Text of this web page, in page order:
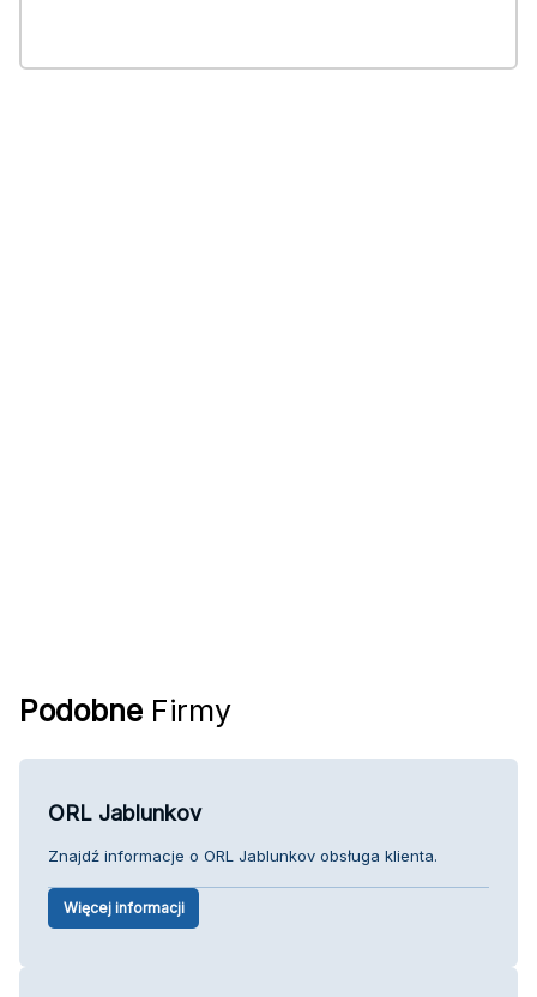
Podobne Firmy
ORL Jablunkov
Znajdź informacje o ORL Jablunkov obsługa klienta.
Więcej informacji